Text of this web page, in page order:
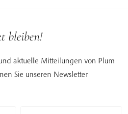
bleiben!
aktuelle Mitteilungen von Plum
Sie unseren Newsletter